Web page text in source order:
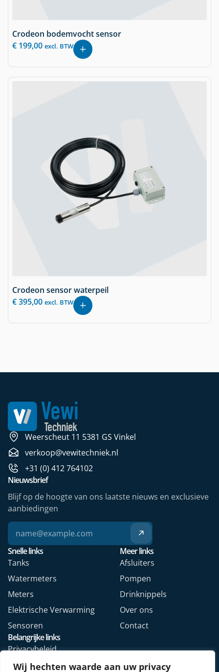
Wij hechten waarde aan uw privacy
Crodeon bodemvocht sensor
€ 199,00 excl. BTW
Crodeon sensor waterpeil
€395,00 excl. BTW
Weerscheut 11 5381 GS Vinkel
verkoop@vewitechniek.nl
+31 (0) 412 764102
Snelle links
Tanks
Watermeters
Meters
Elektrische Verwarming
Sensoren
Meer links
Afsluiters
Pompen
Drinknippels
Over ons
Contact
Belangrijke links
Privacybeleid
Algemene voorwaarden
Nieuwsbrief
Blijf op de hoogte van ons laatste nieuws en exclusieve
aanbiedingen